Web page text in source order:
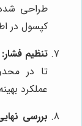
طراحی
کپسول در
تنظیم فشار:
تا در
عملکرد
بررسی